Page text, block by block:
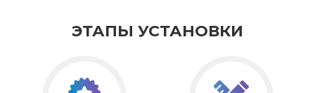
ЭТАПЫ УСТАНОВКИ